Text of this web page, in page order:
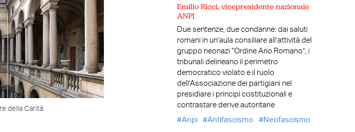
della Carità
Emilio Ricci, vicepresidente nazionale
ANPI
Due sentenze, due condanne: dai saluti
romani in un’aula consiliare all’attività del
gruppo neonazi “Ordine Ario Romano”, i
tribunali delineano il perimetro
democratico violato e il ruolo
dell’Associazione dei partigiani nel
presidiare i principi costituzionali e
contrastare derive autoritarie
Anpi
Antifascismo Neofascismo